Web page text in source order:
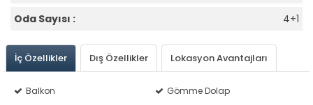
Oda Sayısı : 4+1
İç Özellikler Dış Özellikler Lokasyon Avantajları
Balkon
Gömme Dolap